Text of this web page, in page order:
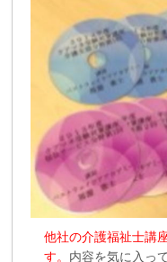
他社の介護福祉士講
す。 内容を気に入っ